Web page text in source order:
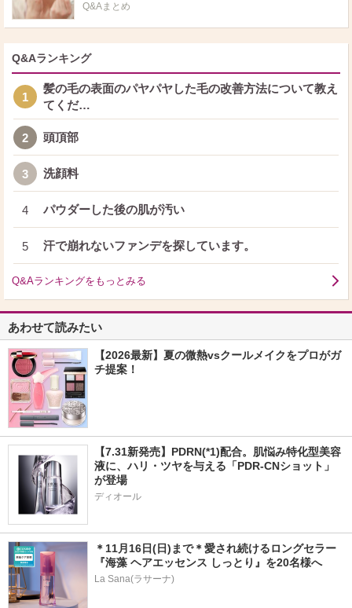
Q&Aまとめ
Q&Aランキング
1
髪の毛の表面のパヤパヤした毛の改善方法について教え
てくだ…
2 頭頂部
3 洗顔料
4 パウダーした後の肌が汚い
5 汗で崩れないファンデを探しています。
Q&Aランキングをもっとみる
あわせて読みたい
【2026最新】夏の微熱vsクールメイクをプロがガ
チ提案！
【7.31新発売】PDRN(*1)配合。肌悩み特化型美容
液に、ハリ・ツヤを与える「PDR-CNショット」
が登場
ディオール
＊11月16日(日)まで＊愛され続けるロングセラー
『海藻 ヘアエッセンス しっとり』を20名様へ
La Sana(ラサーナ)